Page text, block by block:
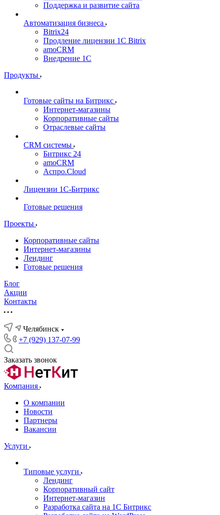
Поддержка и развитие сайта
Автоматизация бизнеса
Bitrix24
Продление лицензии 1C Bitrix
amoCRM
Внедрение 1C
Продукты
Готовые сайты на Битрикс
Интернет-магазины
Корпоративные сайты
Отраслевые сайты
CRM системы
Битрикс 24
amoCRM
Аспро.Cloud
Лицензии 1С-Битрикс
Готовые решения
Проекты
Корпоративные сайты
Интернет-магазины
Лендинг
Готовые решения
Блог
Акции
Контакты
Челябинск
+7 (929) 137-07-99
Заказать звонок
Компания
О компании
Новости
Партнеры
Вакансии
Услуги
Типовые услуги
Лендинг
Корпоративный сайт
Интернет-магазин
Разработка сайта на 1С Битрикс